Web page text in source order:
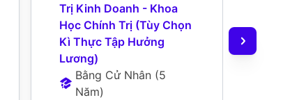
Trị Kinh Doanh - Khoa
Học Chính Trị (Tùy Chọn
Kì Thực Tập Hưởng
Lương)
Bằng Cử Nhân (5
Năm)